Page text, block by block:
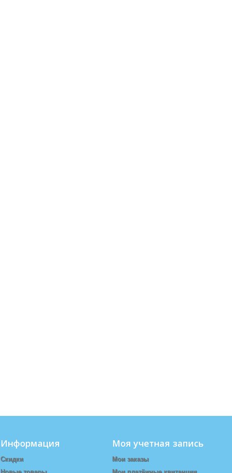
Информация
Скидки
Моя учетная запись
Мои заказы